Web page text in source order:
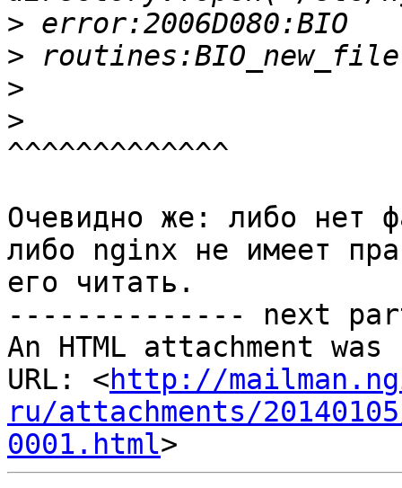
>
>
>
>
Очевидно же: либо нет
либо nginx не имеет
его читать.
-------------- next
An HTML attachment
URL: <http://
ru/attachments/
0001.html